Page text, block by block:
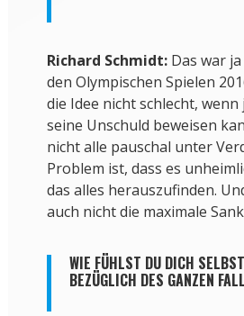
Richard Schmidt:Das war ja
den Olympischen Spielen
die Idee nicht schlecht,
seine Unschuld beweisen
nicht alle pauschal unter
Problem ist, dass es
das alles herauszufinden.
auch nicht die maximale
WIE FÜHLST DU DICH
BEZÜGLICH DES GANZEN